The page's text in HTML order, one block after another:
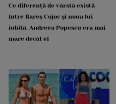
Ce diferență de vârstă există
între Rareș Cojoc și noua lui
iubită. Andreea Popescu era mai
mare decât el